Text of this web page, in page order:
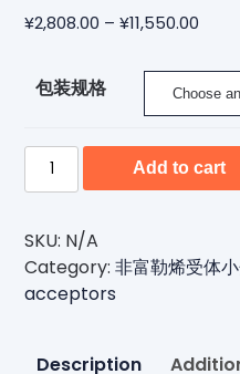
¥2,808.00 –¥11,550.00
包装规格
N5163-
有
光
电
子
Add to cart
SKU: N/A
Category:非富勒烯受体
acceptors
Description